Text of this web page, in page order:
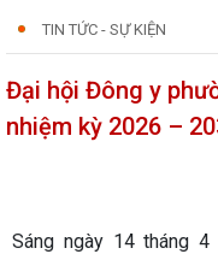
TIN TỨC - SỰ KIỆN
Đại hội Đông y
nhiệm kỳ 2026 –
Sáng ngày 14 tháng